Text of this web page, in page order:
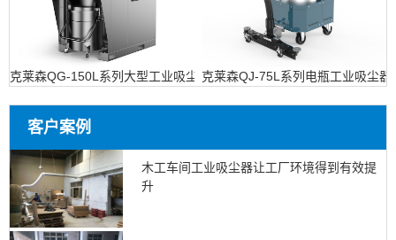
克莱森QG-150L系列大型工业吸尘设备克莱森QJ-75L系列电瓶工业吸尘器
客户案例
木工车间工业吸尘器让工厂环境得到有效提
升